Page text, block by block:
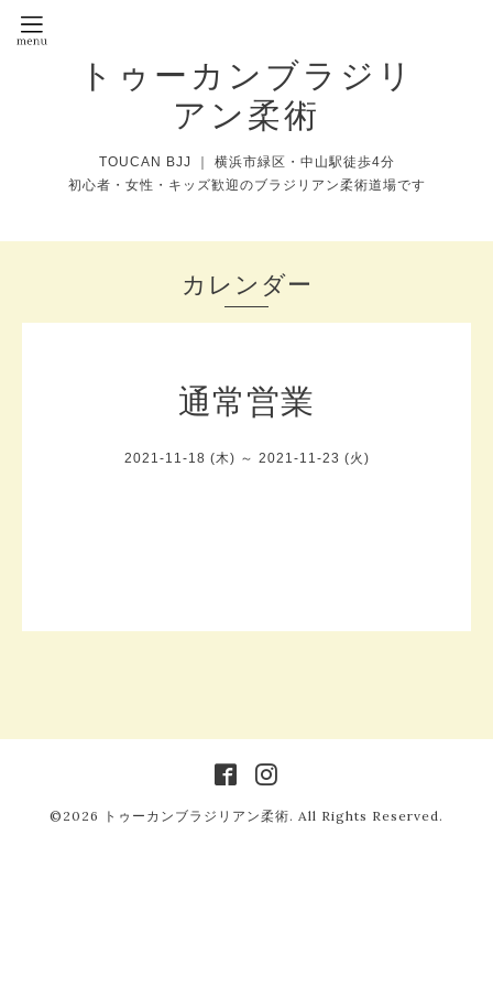
トゥーカンブラジリ
アン柔術
TOUCAN BJJ ｜ 横浜市緑区・中山駅徒歩4分
初心者・女性・キッズ歓迎のブラジリアン柔術道場です
カレンダー
通常営業
2021-11-18 (木) ～ 2021-11-23 (火)
©2026 トゥーカンブラジリアン柔術. All Rights Reserved.